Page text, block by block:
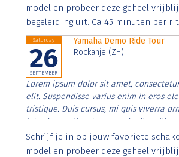
imperdiet. Nunc ut sem vitae risus
model en probeer deze geheel
begeleiding uit. Ca 45 minuten per
Saturday
26
SEPTEMBER
Yamaha Demo Ride Tour
Rockanje (ZH)
Lorem ipsum dolor sit amet,
elit. Suspendisse varius enim in eros
tristique. Duis cursus, mi quis viverra
interdum nulla, ut commodo diam
Aenean faucibus nibh et justo cursus id
imperdiet. Nunc ut sem vitae risus
Schrijf je in op jouw favoriete
model en probeer deze geheel